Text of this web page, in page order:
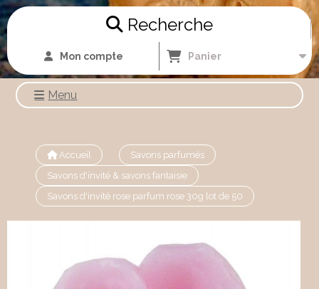
Recherche
Mon compte Panier
Menu
Accueil
Savons parfumés
Savons d'invité & savons fantaisie
Savons d'invité rose parfum rose 30g lot de 50